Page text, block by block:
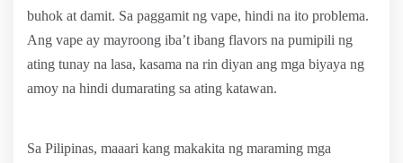
buhok at damit. Sa paggamit ng vape, hindi na ito problema.
Ang vape ay mayroong iba’t ibang flavors na pumipili ng
ating tunay na lasa, kasama na rin diyan ang mga biyaya ng
amoy na hindi dumarating sa ating katawan.
Sa Pilipinas, maaari kang makakita ng maraming mga